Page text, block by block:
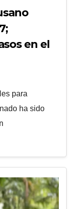
en el
para
ha sido